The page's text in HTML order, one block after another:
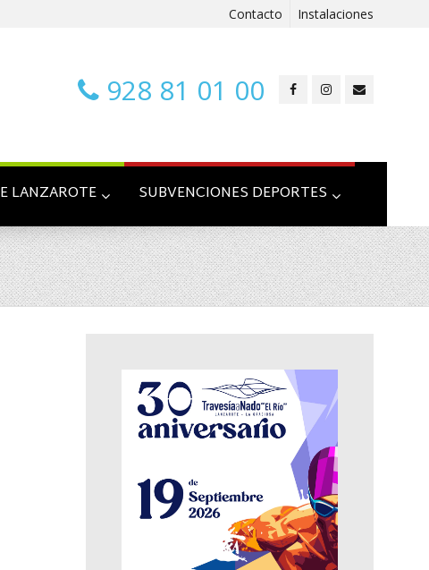
Contacto Instalaciones
928 81 01 00
LANZAROTE SUBVENCIONES DEPORTES